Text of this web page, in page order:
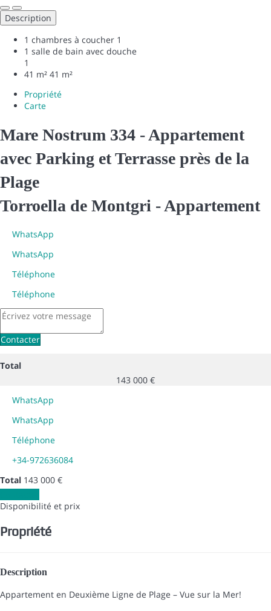
Description
1 chambres à coucher 1
1 salle de bain avec douche
1
41 m² 41 m²
Propriété
Carte
Mare Nostrum 334 - Appartement
avec Parking et Terrasse près de la
Plage
Torroella de Montgri -Appartement
WhatsApp
WhatsApp
Téléphone
Téléphone
Contacter
Total
143 000 €
WhatsApp
WhatsApp
Téléphone
+34-972636084
Total 143 000 €
Disponibilité et prix
Propriété
Description
Appartement en Deuxième Ligne de Plage – Vue sur la Mer!